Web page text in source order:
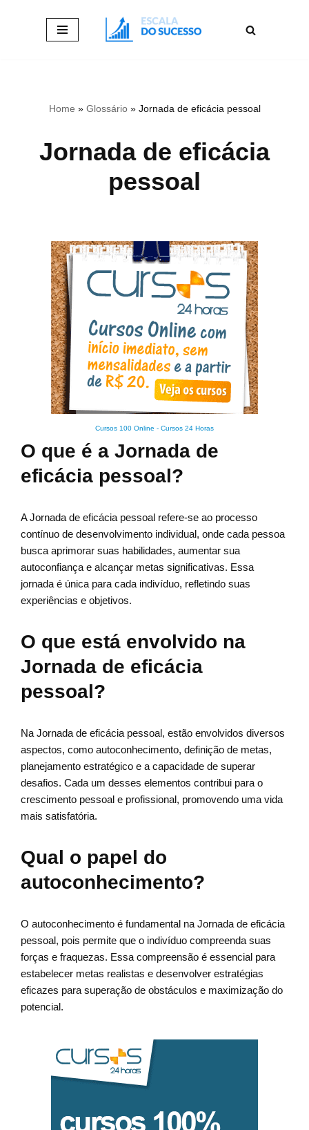
Home » Glossário» Jornada de eficácia pessoal
Jornada de eficácia
pessoal
Cursos 100 Online - Cursos 24 Horas
O que é a Jornada de
eficácia pessoal?
A Jornada de eficácia pessoal refere-se ao processo
contínuo de desenvolvimento individual, onde cada pessoa
busca aprimorar suas habilidades, aumentar sua
autoconfiança e alcançar metas significativas. Essa
jornada é única para cada indivíduo, refletindo suas
experiências e objetivos.
O que está envolvido na
Jornada de eficácia
pessoal?
Na Jornada de eficácia pessoal, estão envolvidos diversos
aspectos, como autoconhecimento, definição de metas,
planejamento estratégico e a capacidade de superar
desafios. Cada um desses elementos contribui para o
crescimento pessoal e profissional, promovendo uma vida
mais satisfatória.
Qual o papel do
autoconhecimento?
O autoconhecimento é fundamental na Jornada de eficácia
pessoal, pois permite que o indivíduo compreenda suas
forças e fraquezas. Essa compreensão é essencial para
estabelecer metas realistas e desenvolver estratégias
eficazes para superação de obstáculos e maximização do
potencial.